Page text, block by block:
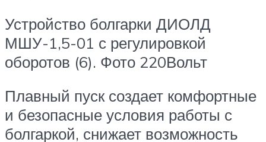
Устройство болгарки ДИОЛД
МШУ-1,5-01 с регулировкой
оборотов (6). Фото 220Вольт
Плавный пуск создает комфортные
и безопасные условия работы с
болгаркой, снижает возможность